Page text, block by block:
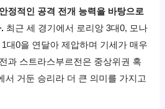
정적인 공격 전개 능력을 바탕으로
최근 세 경기에서 로리앙 3대0, 모나
대0을 연달아 제압하며 기세가 매우
과 스트라스부르전은 중상위권 혹
서 거둔 승리라 더 큰 의미를 가지고